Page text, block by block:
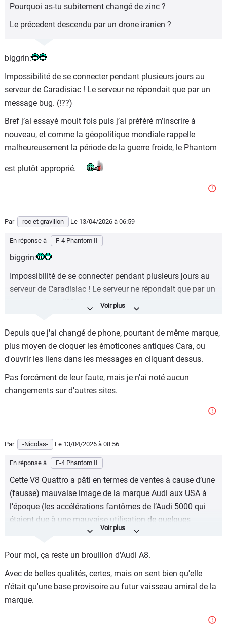
Pourquoi as-tu subitement changé de zinc ?
Le précedent descendu par un drone iranien ?
biggrin:
Impossibilité de se connecter pendant plusieurs jours au
serveur de Caradisiac ! Le serveur ne répondait que par un
message bug. (!??)
Bref j’ai essayé moult fois puis j’ai préféré m’inscrire à
nouveau, et comme la géopolitique mondiale rappelle
malheureusement la période de la guerre froide, le Phantom
est plutôt approprié.
Par roc et gravillon Le 13/04/2026 à 06:59
En réponse à F-4 Phantom II
biggrin:
Impossibilité de se connecter pendant plusieurs jours au
serveur de Caradisiac ! Le serveur ne répondait que par un
nouveau, et comme la géopolitique mondiale rappelle
malheureusement la période de la guerre froide, le
Phantom est plutôt approprié.
Depuis que j'ai changé de phone, pourtant de même marque,
plus moyen de cloquer les émoticones antiques Cara, ou
d'ouvrir les liens dans les messages en cliquant dessus.
Pas forcément de leur faute, mais je n'ai noté aucun
changements sur d'autres sites.
Par -Nicolas- Le 13/04/2026 à 08:56
En réponse à F-4 Phantom II
Cette V8 Quattro a pâti en termes de ventes à cause d’une
(fausse) mauvaise image de la marque Audi aux USA à
l’époque (les accélérations fantômes de l’Audi 5000 qui
étaient due à une mauvaise utilisation de quelques
clients), mais comme s’était le premier marché mondial
profité au démarrage de la marque Lexus aux USA.
Elle ne s’est vraiment vendue qu’en Allemagne, en Suisse,
en Autriche et en Scandinavie (grâce à son système
Quattro).
https://www.curbsideclassic.com/blog/history/the-audi-
Pour moi, ça reste un brouillon d'Audi A8.
Avec de belles qualités, certes, mais on sent bien qu'elle
n'était qu'une base provisoire au futur vaisseau amiral de la
marque.